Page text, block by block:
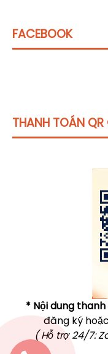
FACEBOOK
THANH TOÁN QR
* Nội dung
đăng ký
( Hỗ trợ 24/7: